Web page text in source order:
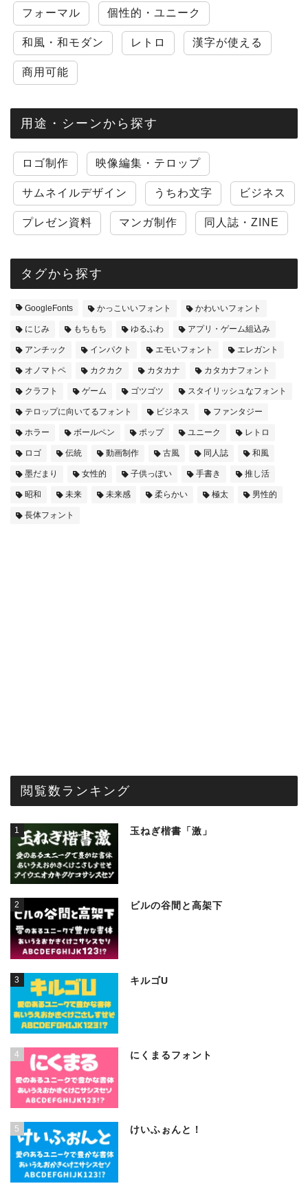
フォーマル 個性的・ユニーク
和風・和モダン レトロ 漢字が使える
商用可能
用途・シーンから探す
ロゴ制作 映像編集・テロップ
サムネイルデザイン うちわ文字 ビジネス
プレゼン資料 マンガ制作 同人誌・ZINE
タグから探す
GoogleFonts かっこいいフォント かわいいフォント
にじみ もちもち ゆるふわ アプリ・ゲーム組込み
アンチック インパクト エモいフォント エレガント
オノマトペ カクカク カタカナ カタカナフォント
クラフト ゲーム ゴツゴツ スタイリッシュなフォント
テロップに向いてるフォント ビジネス ファンタジー
ホラー ボールペン ポップ ユニーク レトロ
ロゴ 伝統 動画制作 古風 同人誌 和風
墨だまり 女性的 子供っぽい 手書き 推し活
昭和 未来 未来感 柔らかい 極太 男性的
長体フォント
閲覧数ランキング
1 玉ねぎ楷書「激」
2 ビルの谷間と高架下
3 キルゴU
4 にくまるフォント
5 けいふぉんと！